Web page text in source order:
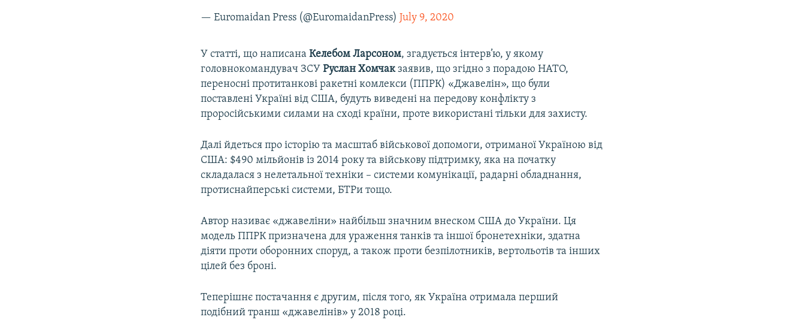
— Euromaidan Press (@EuromaidanPress)July 9, 2020
У статті, що написанаКелебом Ларсоном, згадується інтерв’ю, у якому
головнокомандувач ЗСУРуслан Хомчакзаявив, що згідно з порадою НАТО,
переносні протитанкові ракетні комлекси (ППРК) «Джавелін», що були
поставлені Україні від США, будуть виведені на передову конфлікту з
проросійськими силами на сході країни, проте використані тільки для захисту.
Далі йдеться про історію та масштаб військової допомоги, отриманої Україною від
США: $490 мільйонів із 2014 року та військову підтримку, яка на початку
складалася з нелетальної техніки – системи комунікації, радарні обладнання,
протиснайперські системи, БТРи тощо.
Автор називає «джавеліни» найбільш значним внеском США до України. Ця
модель ППРК призначена для ураження танків та іншої бронетехніки, здатна
діяти проти оборонних споруд, а також проти безпілотників, вертольотів та інших
цілей без броні.
Теперішнє постачання є другим, після того, як Україна отримала перший
подібний транш «джавелінів» у 2018 році.